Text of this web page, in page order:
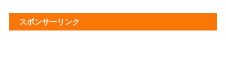
スポンサーリンク